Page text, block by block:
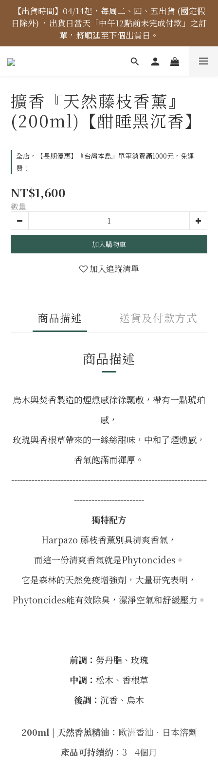
【價格標示更新】異象出版品-價格標示更新為原價，
折扣一律購物車計算。
【出貨時間】04/14起，每周二、四、五出貨 (國定假
日除外) ，出貨日當天「中午12點前未完成付款」之訂
單，將順延至下個出貨日。
【免運金額】台灣地區全站滿1000元免運費！
【價格標示更新】異象出版品-價格標示更新為原價，
折扣一律購物車計算。
擴香『天然藤枝香薰』
(200ml)【酣睡黑沉香】
全店，【長期優惠】『台灣本島』單筆消費滿1000元，免運
費！
NT$1,600
數量
加入購物車
加入追蹤清單
商品描述 送貨及付款方式
商品描述
烏木與焚香製造的煙燻感徐徐飄散，帶有一點琥珀
感，
玫瑰與香根草帶來的一絲絲甜味，中和了煙燻感，
香氣飽滿而渾厚。
-------------------------------------------------------------------
------------------------
獨特配方
Harpazo 藤枝香薰別具清爽香氣，
而這一份清爽香氣就是Phytoncides。
它是森林的天然免疫增強劑，大量研究表明，
Phytoncides能有效除臭，潔淨空氣和舒緩壓力。
前調： 勞丹脂、玫瑰
中調： 松木、香根草
後調： 沉香、烏木
200ml | 天然香薰精油： 歐洲香油．日本溶劑
產品可持續約： 3 - 4個月